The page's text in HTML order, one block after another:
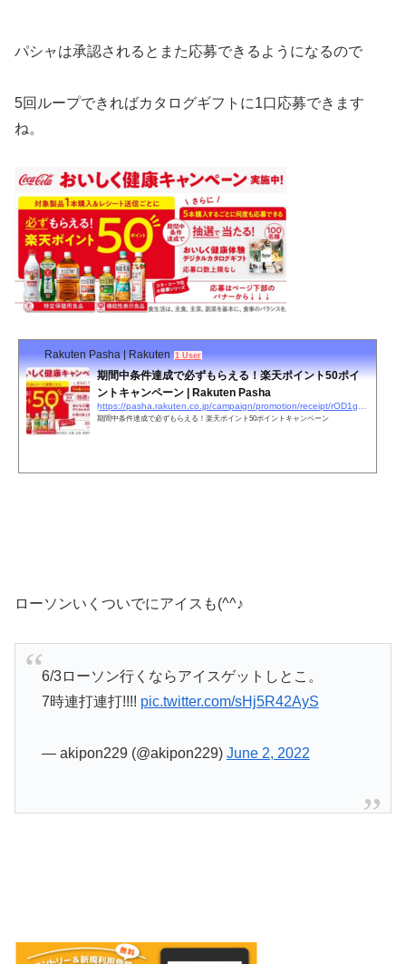
パシャは承認されるとまた応募できるようになるので
5回ループできればカタログギフトに1口応募できます
ね。
Rakuten Pasha | Rakuten 1 User
期間中条件達成で必ずもらえる！楽天ポイント50ポイ
ントキャンペーン | Rakuten Pasha
https://pasha.rakuten.co.jp/campaign/promotion/receipt/rOD1gB2A
期間中条件達成で必ずもらえる！楽天ポイント50ポイントキャンペーン
ローソンいくついでにアイスも(^^♪
6/3ローソン行くならアイスゲットしとこ。
7時連打連打!!!! pic.twitter.com/sHj5R42AyS
— akipon229 (@akipon229) June 2, 2022